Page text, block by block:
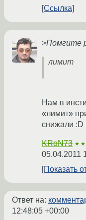
Ссылка
>Помгите
лимит
Нам в
«лимит»
снижали :D
KRoN73
05.04.2011
Показать
Ответ на:
12:48:05 +00:00